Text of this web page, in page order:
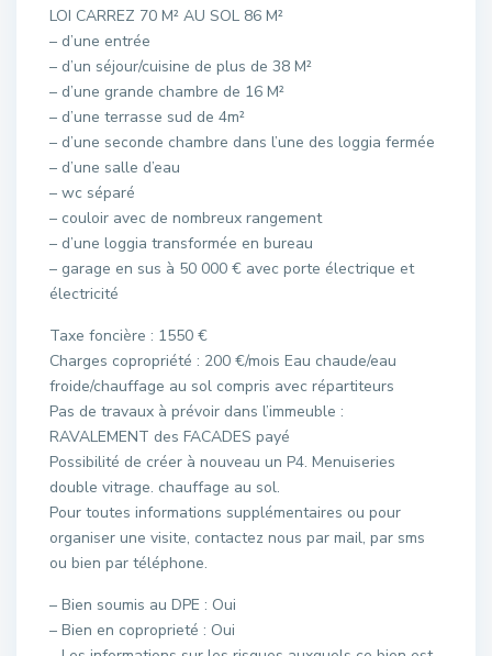
LOI CARREZ 70 M² AU SOL 86 M²
– d’une entrée
– d’un séjour/cuisine de plus de 38 M²
– d’une grande chambre de 16 M²
– d’une terrasse sud de 4m²
– d’une seconde chambre dans l’une des loggia fermée
– d’une salle d’eau
– wc séparé
– couloir avec de nombreux rangement
– d’une loggia transformée en bureau
– garage en sus à 50 000 € avec porte électrique et
électricité
Taxe foncière : 1550 €
Charges copropriété : 200 €/mois Eau chaude/eau
froide/chauffage au sol compris avec répartiteurs
Pas de travaux à prévoir dans l’immeuble :
RAVALEMENT des FACADES payé
Possibilité de créer à nouveau un P4. Menuiseries
double vitrage. chauffage au sol.
Pour toutes informations supplémentaires ou pour
organiser une visite, contactez nous par mail, par sms
ou bien par téléphone.
– Bien soumis au DPE : Oui
– Bien en coproprieté : Oui